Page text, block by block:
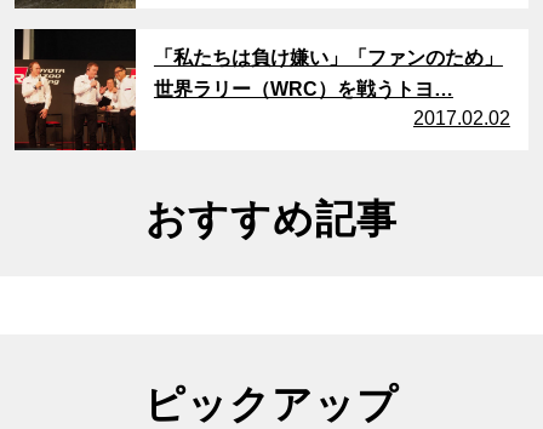
「私たちは負け嫌い」「ファンのため」
世界ラリー（WRC）を戦うトヨ…
2017.02.02
おすすめ記事
ピックアップ